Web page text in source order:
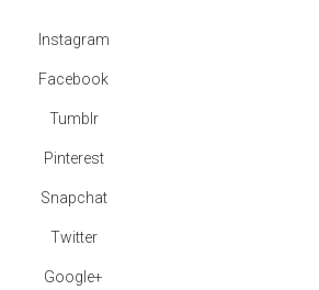
Instagram
Facebook
Tumblr
Pinterest
Snapchat
Twitter
Google+